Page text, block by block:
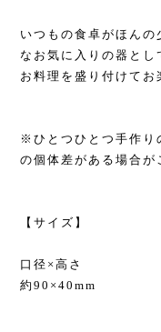
いつもの食卓がほんの
なお気に入りの器とし
お料理を盛り付けてお
※ひとつひとつ手作り
の個体差がある場合が
【サイズ】
口径×高さ
約90×40mm